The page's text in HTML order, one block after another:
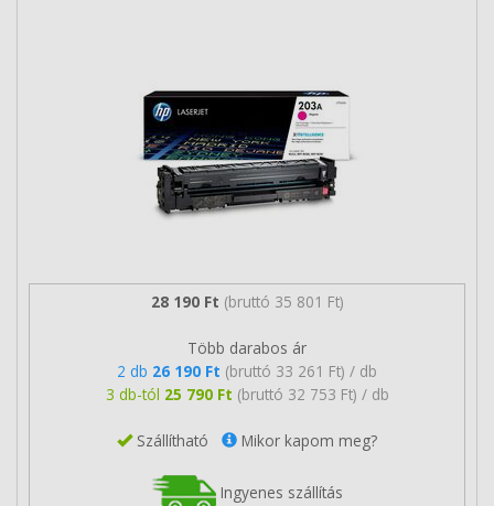
28 190 Ft (bruttó 35 801 Ft)
Több darabos ár
2 db 26 190 Ft (bruttó 33 261 Ft) / db
3 db-tól 25 790 Ft (bruttó 32 753 Ft) / db
Szállítható Mikor kapom meg?
Ingyenes szállítás